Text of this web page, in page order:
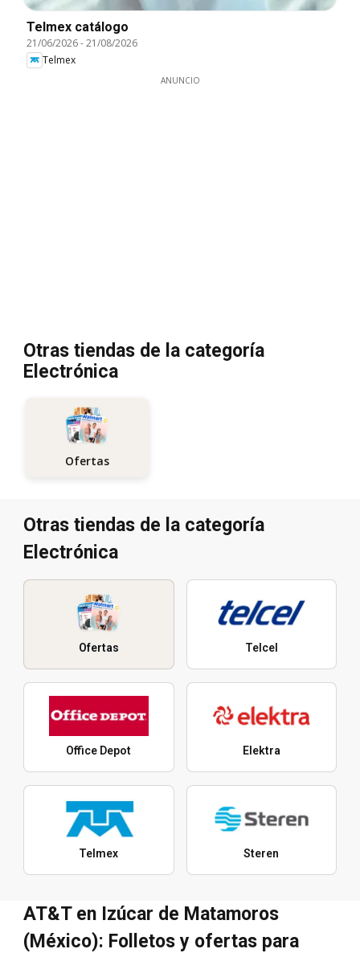
Telmex catálogo
21/06/2026-21/08/2026
Telmex
ANUNCIO
Otras tiendas de la categoría
Electrónica
Ofertas
Otras tiendas de la categoría
Electrónica
Ofertas Telcel
Office Depot Elektra
Telmex Steren
AT&T en Izúcar de Matamoros
(México): Folletos y ofertas para